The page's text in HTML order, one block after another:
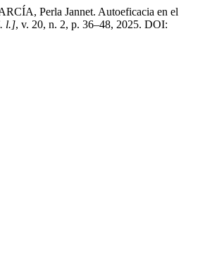
Perla Jannet. Autoeficacia en el
l.], v. 20, n. 2, p. 36–48, 2025. DOI: